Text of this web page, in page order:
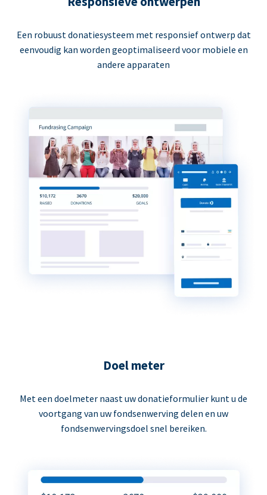
Een robuust donatiesysteem met responsief ontwerp dat
eenvoudig kan worden geoptimaliseerd voor mobiele en
andere apparaten
Doel meter
Met een doelmeter naast uw donatieformulier kunt u de
voortgang van uw fondsenwerving delen en uw
fondsenwervingsdoel snel bereiken.